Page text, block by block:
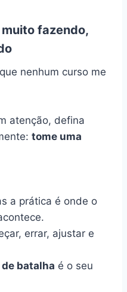
fazendo,
nenhum curso me
atenção, defina
tome uma
a prática é onde o
errar, ajustar e
batalha é o seu